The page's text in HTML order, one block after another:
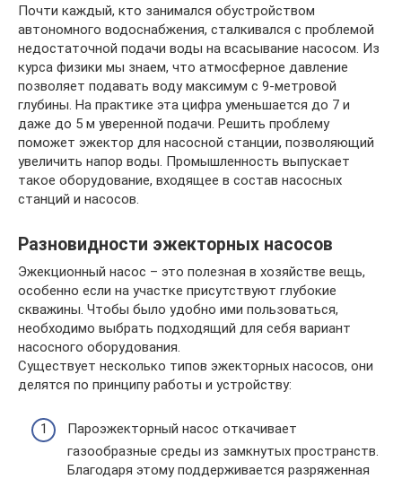
Почти каждый, кто занимался обустройством
автономного водоснабжения, сталкивался с проблемой
недостаточной подачи воды на всасывание насосом. Из
курса физики мы знаем, что атмосферное давление
позволяет подавать воду максимум с 9-метровой
глубины. На практике эта цифра уменьшается до 7 и
даже до 5 м уверенной подачи. Решить проблему
поможет эжектор для насосной станции, позволяющий
увеличить напор воды. Промышленность выпускает
такое оборудование, входящее в состав насосных
станций и насосов.
Разновидности эжекторных насосов
Эжекционный насос – это полезная в хозяйстве вещь,
особенно если на участке присутствуют глубокие
скважины. Чтобы было удобно ими пользоваться,
необходимо выбрать подходящий для себя вариант
насосного оборудования.
Существует несколько типов эжекторных насосов, они
делятся по принципу работы и устройству:
Пароэжекторный насос откачивает
газообразные среды из замкнутых пространств.
Благодаря этому поддерживается разряженная